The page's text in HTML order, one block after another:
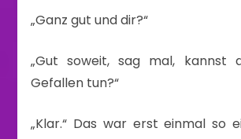
„Ganz gut und dir?“
„Gut soweit, sag mal, kannst
Gefallen tun?“
„Klar.“ Das war erst einmal so